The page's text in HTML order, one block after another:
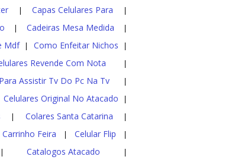
| Capas Celulares Para |
| Cadeiras Mesa Medida |
Mdf | Como Enfeitar Nichos |
Revende Com Nota |
Assistir Tv Do Pc Na Tv |
Celulares Original No Atacado |
| Colares Santa Catarina |
Carrinho Feira | Celular Flip |
Catalogos Atacado |